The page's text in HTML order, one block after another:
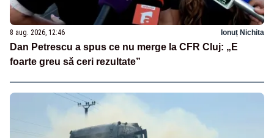
8 aug. 2026, 12:46 Ionuț Nichita
Dan Petrescu a spus ce nu merge la CFR Cluj: „E
foarte greu să ceri rezultate”